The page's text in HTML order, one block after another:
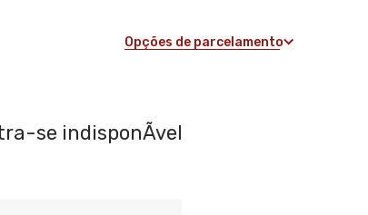
Opções de parcelamento